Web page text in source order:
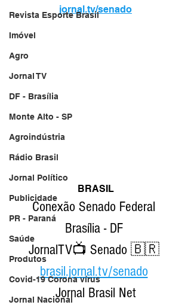
Revista Esporte Brasil
Imóvel
Agro
Jornal TV
DF - Brasília
Monte Alto - SP
Agroindústria
Rádio Brasil
Jornal Político
Publicidade
PR - Paraná
Saúde
Produtos
Covid-19 Corona vírus
Jornal Nacional
jornal.tv/senado
BRASIL
Conexão Senado Federal
Brasília - DF
JornalTV📺 Senado 🇧🇷
brasil.jornal.tv/senado
Jornal Brasil Net